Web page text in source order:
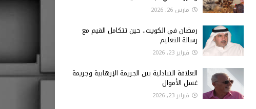
مارس 26, 2026
رمضان في الكويت.. حين تتكامل القيم مع
رسالة التعليم
فبراير 23, 2026
العلاقة التبادلية بين الجريمة الإرهابية وجريمة
غسل الأموال
فبراير 23, 2026